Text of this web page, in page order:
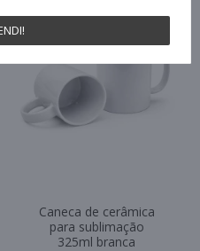
Caneca de cerâmica
para sublimação
325ml branca